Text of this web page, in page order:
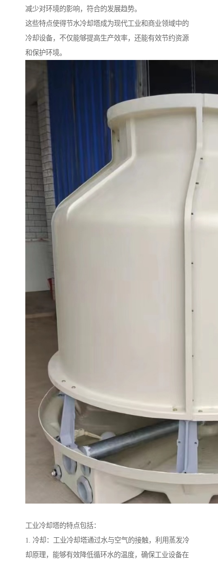
减少对环境的影响，符合的发展趋势。
这些特点使得节水冷却塔成为现代工业和商业领域中的
冷却设备，不仅能够提高生产效率，还能有效节约资源
和保护环境。
工业冷却塔的特点包括：
1. 冷却：工业冷却塔通过水与空气的接触，利用蒸发冷
却原理，能够有效降低循环水的温度，确保工业设备在